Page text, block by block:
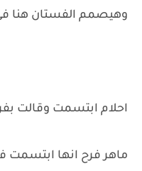
وهيصمم الفستان هنا
احلام ابتسمت وقالت
ماهر فرح انها ابتسمت